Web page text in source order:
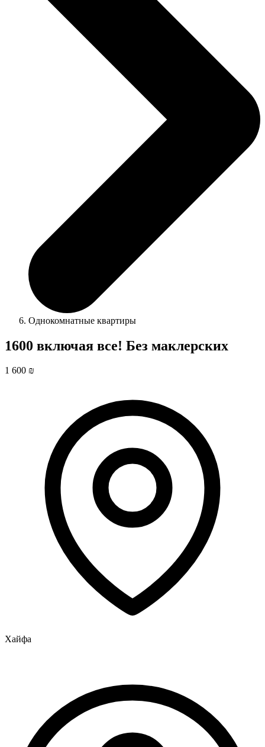
Однокомнатные квартиры
1600 включая все! Без маклерских
1 600 ₪
Хайфа